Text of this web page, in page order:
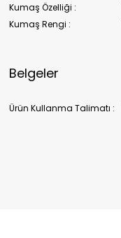
Kumaş Özelliği :
Kumaş Rengi :
Belgeler
Ürün Kullanma Talimatı :